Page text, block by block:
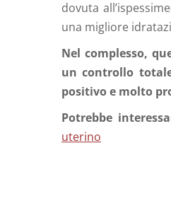
dovuta
una migliore
Nel complesso,
un controllo
positivo e molto
Potrebbe
uterino